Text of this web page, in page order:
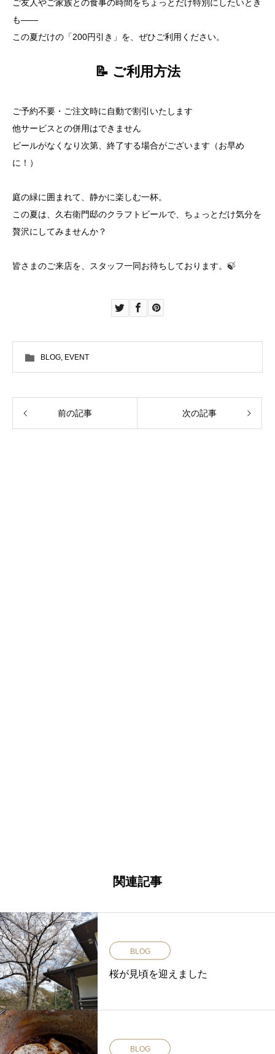
ご友人やご家族との食事の時間をちょっとだけ特別にしたいとき
も――
この夏だけの「200円引き」を、ぜひご利用ください。
📝 ご利用方法
ご予約不要・ご注文時に自動で割引いたします
他サービスとの併用はできません
ビールがなくなり次第、終了する場合がございます（お早め
に！）
庭の緑に囲まれて、静かに楽しむ一杯。
この夏は、久右衛門邸のクラフトビールで、ちょっとだけ気分を
贅沢にしてみませんか？
皆さまのご来店を、スタッフ一同お待ちしております。🍃
BLOG, EVENT
前の記事 次の記事
関連記事
BLOG
桜が見頃を迎えました
BLOG